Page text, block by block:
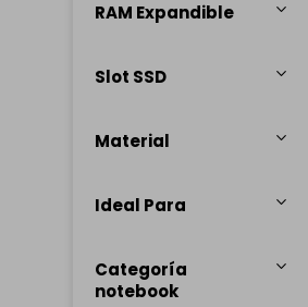
RAM Expandible
Slot SSD
Material
Ideal Para
Categoría
notebook